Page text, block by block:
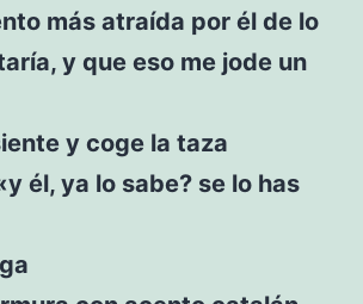
más atraída por él de lo
y que eso me jode un
y coge la taza
él, ya lo sabe? se lo has